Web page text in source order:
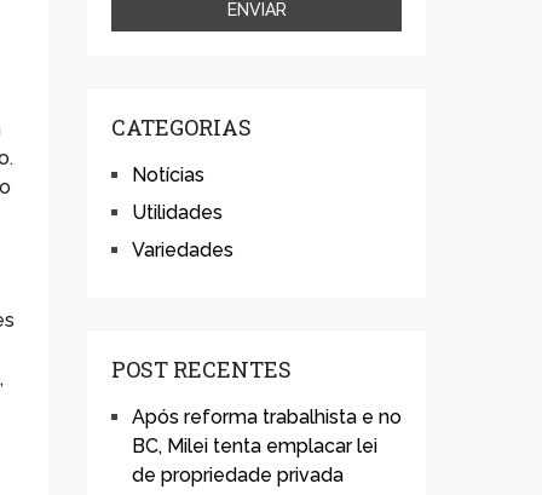
CATEGORIAS
Notícias
Utilidades
Variedades
POST RECENTES
Após reforma trabalhista e no
BC, Milei tenta emplacar lei
de propriedade privada